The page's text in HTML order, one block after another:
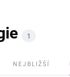
1
NEJBLIŽŠÍ